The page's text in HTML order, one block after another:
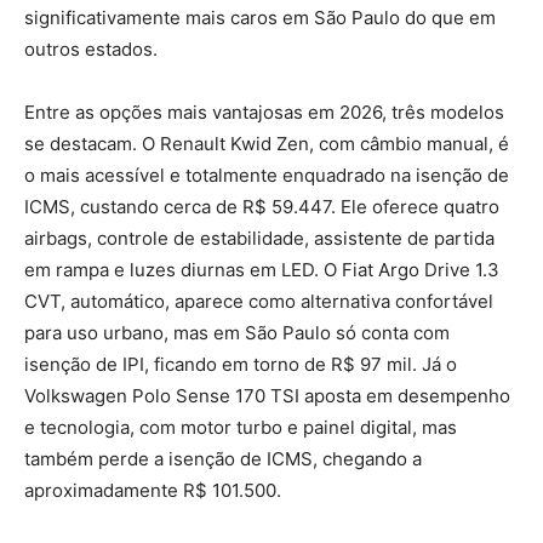
significativamente mais caros em São Paulo do que em
outros estados.
Entre as opções mais vantajosas em 2026, três modelos
se destacam. O Renault Kwid Zen, com câmbio manual, é
o mais acessível e totalmente enquadrado na isenção de
ICMS, custando cerca de R$ 59.447. Ele oferece quatro
airbags, controle de estabilidade, assistente de partida
em rampa e luzes diurnas em LED. O Fiat Argo Drive 1.3
CVT, automático, aparece como alternativa confortável
para uso urbano, mas em São Paulo só conta com
isenção de IPI, ficando em torno de R$ 97 mil. Já o
Volkswagen Polo Sense 170 TSI aposta em desempenho
e tecnologia, com motor turbo e painel digital, mas
também perde a isenção de ICMS, chegando a
aproximadamente R$ 101.500.